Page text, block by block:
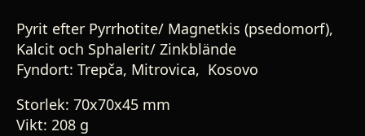
Pyrit efter Pyrrhotite/ Magnetkis (psedomorf),
Kalcit och Sphalerit/ Zinkblände
Fyndort: Trepča, Mitrovica, Kosovo
Storlek: 70x70x45 mm
Vikt: 208 g